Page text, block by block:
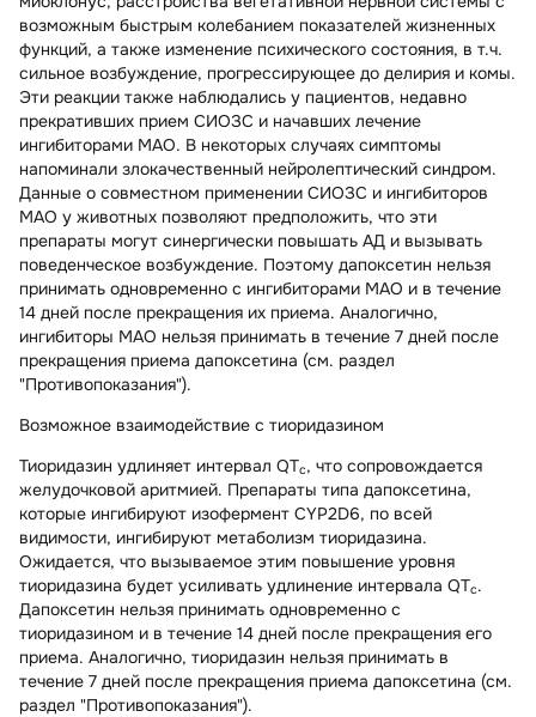
возможным быстрым колебанием показателей жизненных
функций, а также изменение психического состояния, в т.ч.
сильное возбуждение, прогрессирующее до делирия и комы.
Эти реакции также наблюдались у пациентов, недавно
прекративших прием СИОЗС и начавших лечение
ингибиторами МАО. В некоторых случаях симптомы
напоминали злокачественный нейролептический синдром.
Данные о совместном применении СИОЗС и ингибиторов
МАО у животных позволяют предположить, что эти
препараты могут синергически повышать АД и вызывать
поведенческое возбуждение. Поэтому дапоксетин нельзя
принимать одновременно с ингибиторами МАО и в течение
14 дней после прекращения их приема. Аналогично,
ингибиторы МАО нельзя принимать в течение 7 дней после
прекращения приема дапоксетина (см. раздел
"Противопоказания").
Возможное взаимодействие с тиоридазином
Тиоридазин удлиняет интервал QTc, что сопровождается
желудочковой аритмией. Препараты типа дапоксетина,
которые ингибируют изофермент CYP2D6, по всей
видимости, ингибируют метаболизм тиоридазина.
Ожидается, что вызываемое этим повышение уровня
тиоридазина будет усиливать удлинение интервала QTc.
Дапоксетин нельзя принимать одновременно с
тиоридазином и в течение 14 дней после прекращения его
приема. Аналогично, тиоридазин нельзя принимать в
течение 7 дней после прекращения приема дапоксетина (см.
раздел "Противопоказания").